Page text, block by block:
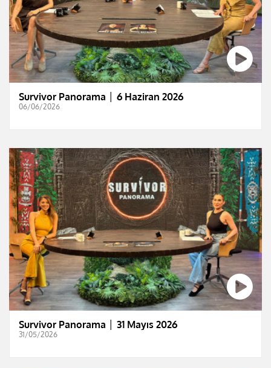
Survivor Panorama │ 6 Haziran 2026
06/06/2026
Survivor Panorama │ 31 Mayıs 2026
31/05/2026